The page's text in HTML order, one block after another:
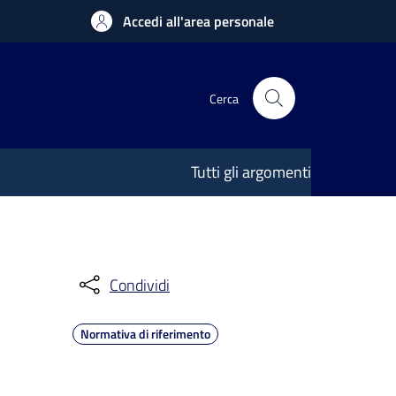
Accedi all'area personale
Cerca
Tutti gli argomenti
Condividi
Normativa di riferimento